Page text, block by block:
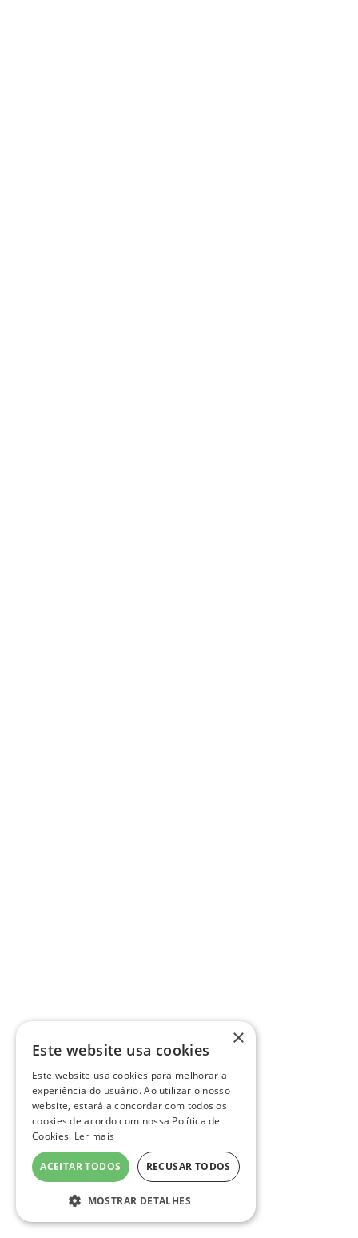
×
Este website usa cookies
Este website usa cookies para melhorar a
experiência do usuário. Ao utilizar o nosso
website, estará a concordar com todos os
cookies de acordo com nossa Política de
Cookies. Ler mais
ACEITAR TODOS RECUSAR TODOS
MOSTRAR DETALHES